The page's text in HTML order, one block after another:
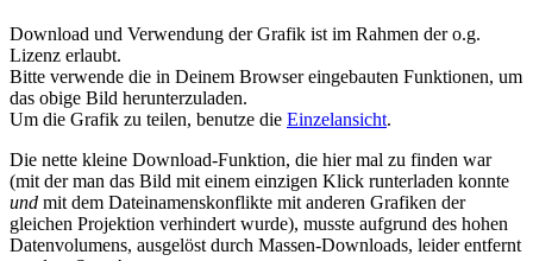
Download und Verwendung der Grafik ist im Rahmen der o.g.
Lizenz erlaubt.
Bitte verwende die in Deinem Browser eingebauten Funktionen, um
das obige Bild herunterzuladen.
Um die Grafik zu teilen, benutze die Einzelansicht.
Die nette kleine Download-Funktion, die hier mal zu finden war
(mit der man das Bild mit einem einzigen Klick runterladen konnte
und mit dem Dateinamenskonflikte mit anderen Grafiken der
gleichen Projektion verhindert wurde), musste aufgrund des hohen
Datenvolumens, ausgelöst durch Massen-Downloads, leider entfernt